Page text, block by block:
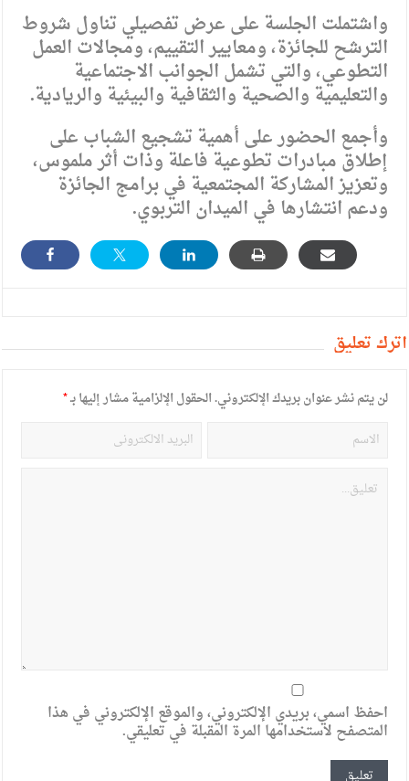
واشتملت الجلسة على عرض تفصيلي تناول شروط
الترشح للجائزة، ومعايير التقييم، ومجالات العمل
التطوعي، والتي تشمل الجوانب الاجتماعية
والتعليمية والصحية والثقافية والبيئية والريادية.
وأجمع الحضور على أهمية تشجيع الشباب على
إطلاق مبادرات تطوعية فاعلة وذات أثر ملموس،
وتعزيز المشاركة المجتمعية في برامج الجائزة
ودعم انتشارها في الميدان التربوي.
أترك تعليق
لن يتم نشر عنوان بريدك الإلكتروني.الحقول الإلزامية مشار إليها بـ*
احفظ اسمي، بريدي الإلكتروني، والموقع الإلكتروني في هذا
المتصفح لاستخدامها المرة المقبلة في تعليقي.